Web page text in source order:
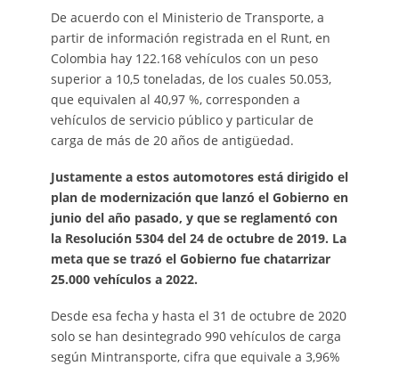
De acuerdo con el Ministerio de Transporte, a
partir de información registrada en el Runt, en
Colombia hay 122.168 vehículos con un peso
superior a 10,5 toneladas, de los cuales 50.053,
que equivalen al 40,97 %, corresponden a
vehículos de servicio público y particular de
carga de más de 20 años de antigüedad.
Justamente a estos automotores está dirigido el
plan de modernización que lanzó el Gobierno en
junio del año pasado, y que se reglamentó con
la Resolución 5304 del 24 de octubre de 2019. La
meta que se trazó el Gobierno fue chatarrizar
25.000 vehículos a 2022.
Desde esa fecha y hasta el 31 de octubre de 2020
solo se han desintegrado 990 vehículos de carga
según Mintransporte, cifra que equivale a 3,96%